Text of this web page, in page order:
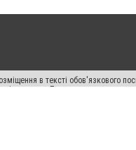
в тексті обов'язкового
джерела. Порушення